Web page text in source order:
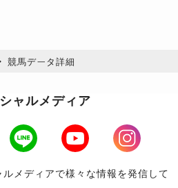
競馬データ詳細
ャルメディア
LINE Youtube
Instagram
メディアで様々な情報を発信して